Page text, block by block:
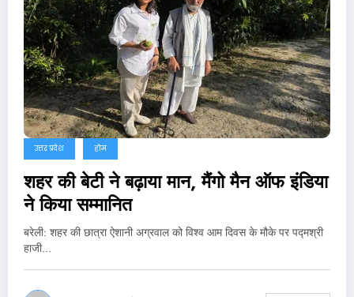
उत्तर प्रदेश होम
शहर की बेटी ने बढ़ाया मान, मैंगो मैन ऑफ इंडिया
ने किया सम्मानित
बरेली: शहर की छात्रा ऐशानी अग्रवाल को विश्व आम दिवस के मौके पर पद्मश्री
हाजी…